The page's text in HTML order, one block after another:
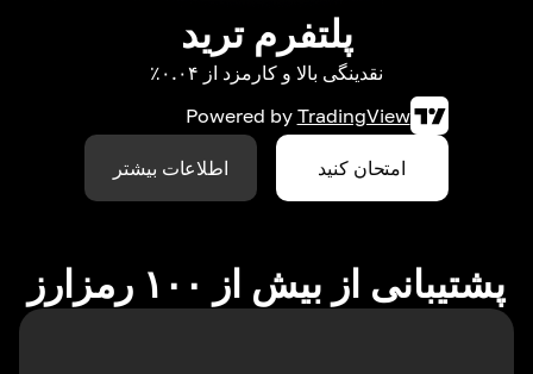
پلتفرم ترید
نقدینگی بالا و کارمزد از ۰.۰۴٪
Powered by TradingView
امتحان کنید اطلاعات بیشتر
پشتیبانی از بیش از ۱۰۰ رمزارز